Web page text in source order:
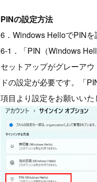
PINの設定方法
6．Windows HelloでPINを
6-1．「PIN（Windows
セットアップがグレーア
ドの設定が必要です。「
項目より設定をお願いいた